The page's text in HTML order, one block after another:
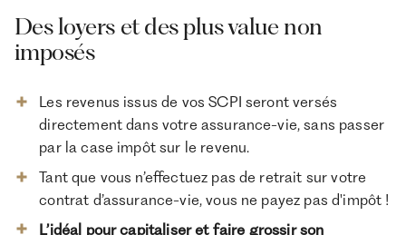
Des loyers et des plus value non
imposés
Les revenus issus de vos SCPI seront versés
directement dans votre assurance-vie, sans passer
par la case impôt sur le revenu.
Tant que vous n’effectuez pas de retrait sur votre
contrat d’assurance-vie, vous ne payez pas d'impôt !
L’idéal pour capitaliser et faire grossir son